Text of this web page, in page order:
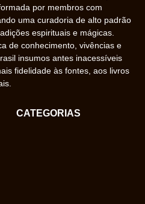
por membros com
uma curadoria de alto padrão
espirituais e mágicas.
de conhecimento, vivências e
insumos antes inacessíveis
fidelidade às fontes, aos livros
CATEGORIAS